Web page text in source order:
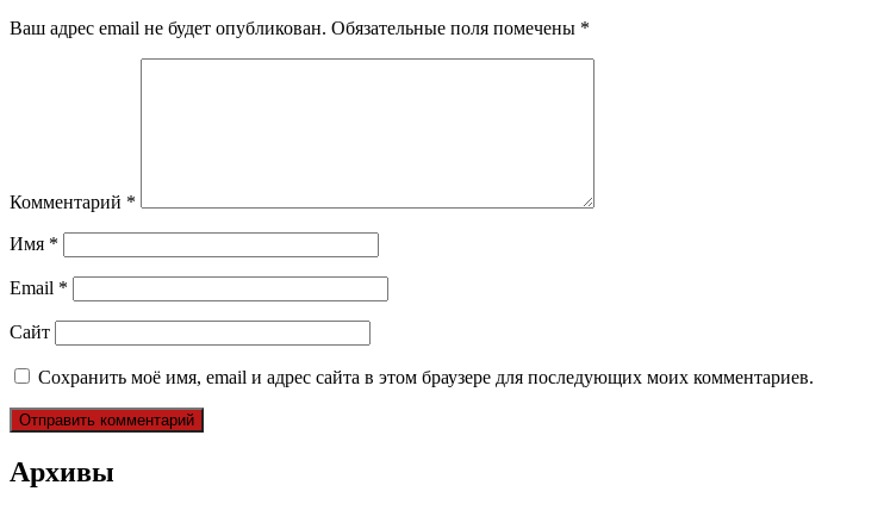
Ваш адрес email не будет опубликован. Обязательные поля помечены *
Комментарий *
Имя *
Email *
Сайт
Сохранить моё имя, email и адрес сайта в этом браузере для последующих моих комментариев.
Архивы